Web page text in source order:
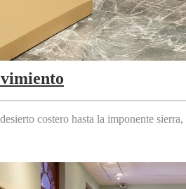
costero hasta la imponente